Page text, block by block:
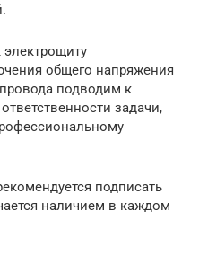
общего напряжения
подводим к
задачи,
подписать
наличием в каждом